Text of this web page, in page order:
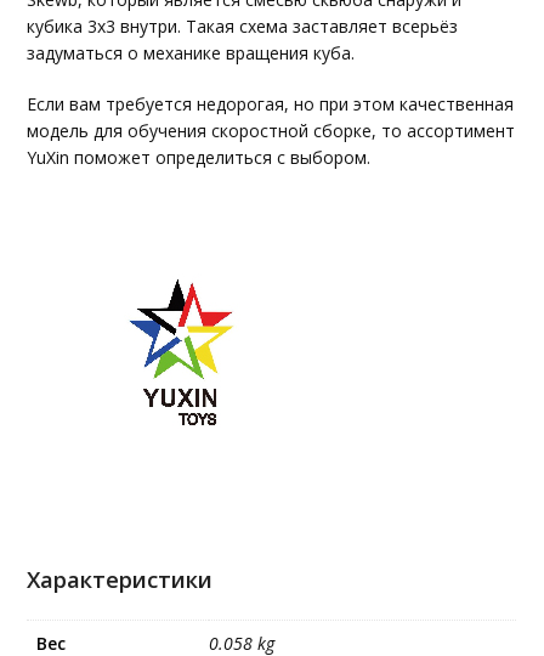
кубика 3х3 внутри. Такая схема заставляет всерьёз
задуматься о механике вращения куба.
Если вам требуется недорогая, но при этом качественная
модель для обучения скоростной сборке, то ассортимент
YuXin поможет определиться с выбором.
Характеристики
Вес
0.058 kg